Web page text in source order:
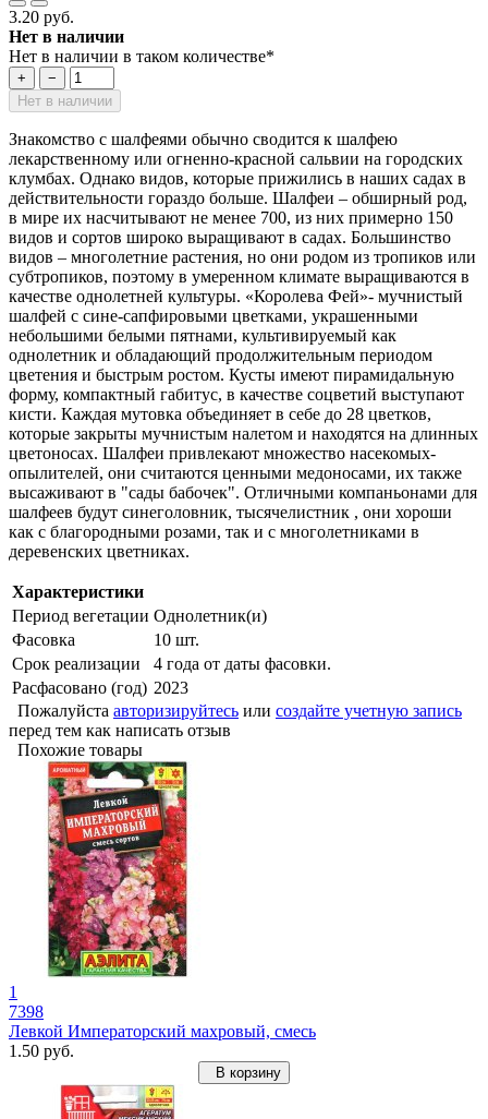
3.20 руб.
Нет в наличии
Нет в наличии в таком количестве*
+
−
Нет в наличии
Знакомство с шалфеями обычно сводится к шалфею
лекарственному или огненно-красной сальвии на городских
клумбах. Однако видов, которые прижились в наших садах в
действительности гораздо больше. Шалфеи – обширный род,
в мире их насчитывают не менее 700, из них примерно 150
видов и сортов широко выращивают в садах. Большинство
видов – многолетние растения, но они родом из тропиков или
субтропиков, поэтому в умеренном климате выращиваются в
качестве однолетней культуры. «Королева Фей»- мучнистый
шалфей с сине-сапфировыми цветками, украшенными
небольшими белыми пятнами, культивируемый как
однолетник и обладающий продолжительным периодом
цветения и быстрым ростом. Кусты имеют пирамидальную
форму, компактный габитус, в качестве соцветий выступают
кисти. Каждая мутовка объединяет в себе до 28 цветков,
которые закрыты мучнистым налетом и находятся на длинных
цветоносах. Шалфеи привлекают множество насекомых-
опылителей, они считаются ценными медоносами, их также
высаживают в "сады бабочек". Отличными компаньонами для
шалфеев будут синеголовник, тысячелистник , они хороши
как с благородными розами, так и с многолетниками в
деревенских цветниках.
Характеристики
Период вегетации Однолетник(и)
Фасовка
10 шт.
Срок реализации
4 года от даты фасовки.
Расфасовано (год) 2023
Пожалуйста авторизируйтесь или создайте учетную запись
перед тем как написать отзыв
Похожие товары
1
7398
Левкой Императорский махровый, смесь
1.50 руб.
В корзину